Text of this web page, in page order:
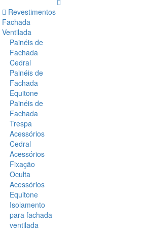
Revestimentos
Fachada
Ventilada
Painéis de
Fachada
Cedral
Painéis de
Fachada
Equitone
Painéis de
Fachada
Trespa
Acessórios
Cedral
Acessórios
Fixação
Oculta
Acessórios
Equitone
Isolamento
para fachada
ventilada